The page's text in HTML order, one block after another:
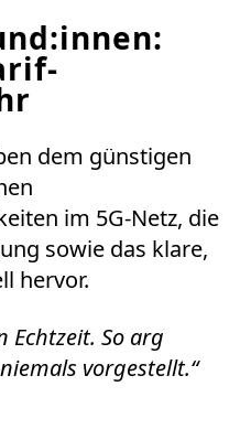
dem günstigen
im 5G-Netz, die
sowie das klare,
hervor.
Echtzeit. So arg
vorgestellt.“